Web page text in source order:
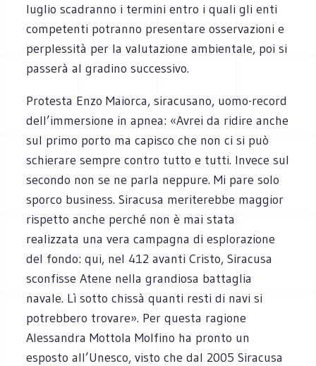
luglio scadranno i termini entro i quali gli enti
competenti potranno presentare osservazioni e
perplessità per la valutazione ambientale, poi si
passerà al gradino successivo.
Protesta Enzo Maiorca, siracusano, uomo-record
dell’immersione in apnea: «Avrei da ridire anche
sul primo porto ma capisco che non ci si può
schierare sempre contro tutto e tutti. Invece sul
secondo non se ne parla neppure. Mi pare solo
sporco business. Siracusa meriterebbe maggior
rispetto anche perché non è mai stata
realizzata una vera campagna di esplorazione
del fondo: qui, nel 412 avanti Cristo, Siracusa
sconfisse Atene nella grandiosa battaglia
navale. Lì sotto chissà quanti resti di navi si
potrebbero trovare». Per questa ragione
Alessandra Mottola Molfino ha pronto un
esposto all’Unesco, visto che dal 2005 Siracusa